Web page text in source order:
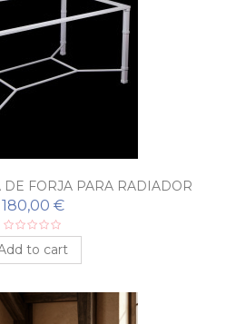
FORJA PARA RADIADOR
180,00 €
to cart